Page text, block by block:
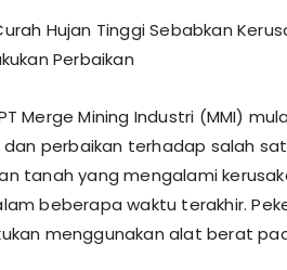
Hujan Tinggi Sebabkan
Perbaikan
Merge Mining Industri (MMI)
perbaikan terhadap salah
tanah yang mengalami
beberapa waktu terakhir.
menggunakan alat berat